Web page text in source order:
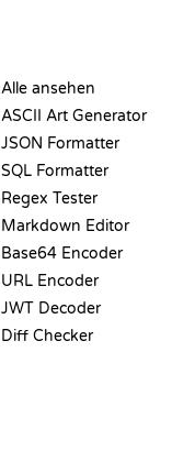
Alle ansehen
ASCII Art Generator
JSON Formatter
SQL Formatter
Regex Tester
Markdown Editor
Base64 Encoder
URL Encoder
JWT Decoder
Diff Checker